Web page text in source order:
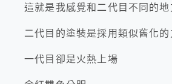
這就是我感覺和二代目不同的地
二代目的塗裝是採用類似舊化的
一代目卻是火熱上場